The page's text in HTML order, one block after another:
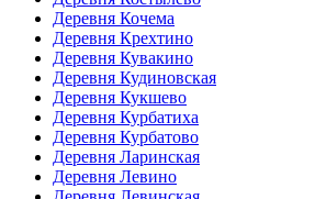
Деревня Кочема
Деревня Крехтино
Деревня Кувакино
Деревня Кудиновская
Деревня Кукшево
Деревня Курбатиха
Деревня Курбатово
Деревня Ларинская
Деревня Левино